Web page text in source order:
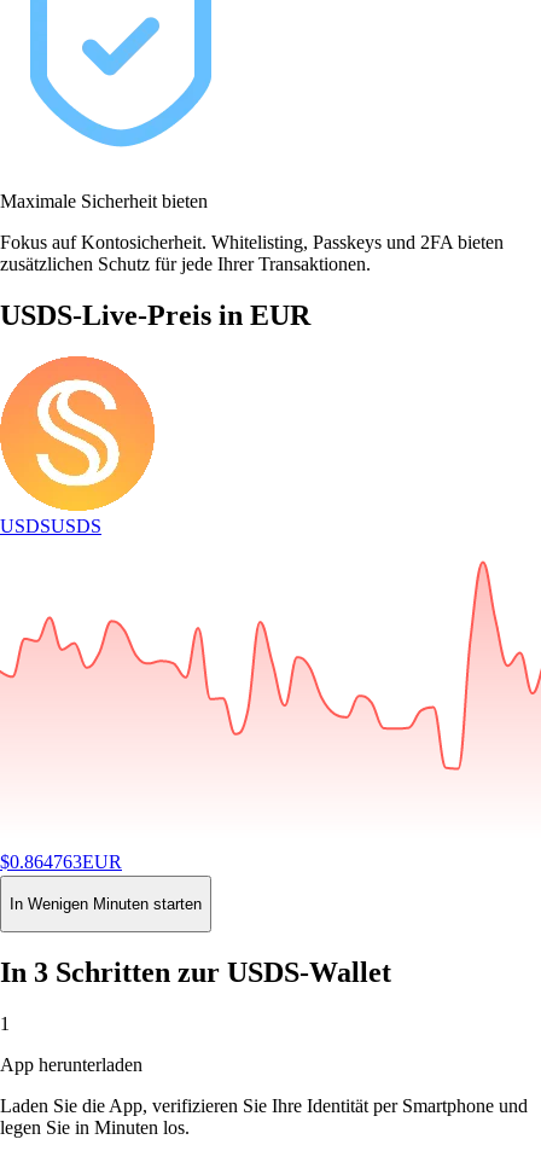
Maximale Sicherheit bieten
Fokus auf Kontosicherheit. Whitelisting, Passkeys und 2FA bieten
zusätzlichen Schutz für jede Ihrer Transaktionen.
USDS-Live-Preis in EUR
USDSUSDS
$0.864763EUR
-0.01%24H
Buy
In Wenigen Minuten starten
In 3 Schritten zur USDS-Wallet
1
App herunterladen
Laden Sie die App, verifizieren Sie Ihre Identität per Smartphone und
legen Sie in Minuten los.